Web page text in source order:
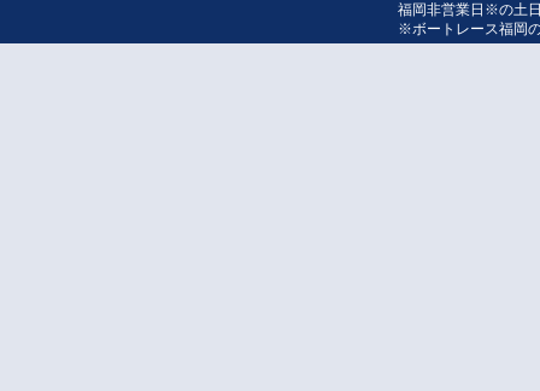
福岡非営業日※の土
※ボートレース福岡